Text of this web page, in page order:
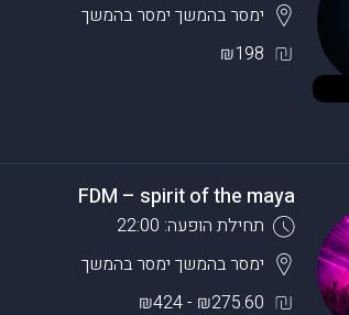
ימסר בהמשך ימסר בהמשך
₪198
FDM – spirit of the maya
תחילת הופעה: 22:00
ימסר בהמשך ימסר בהמשך
₪275.60 - ₪424